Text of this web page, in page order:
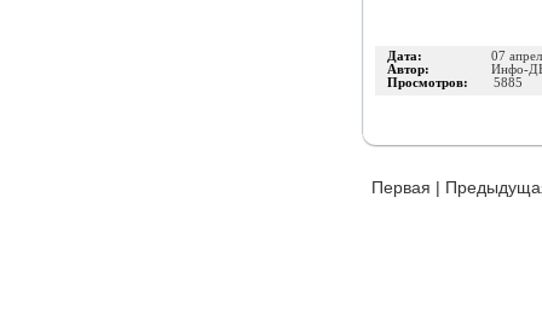
Дата: 07
Автор: Инфо-
Просмотров: 5885
Первая |